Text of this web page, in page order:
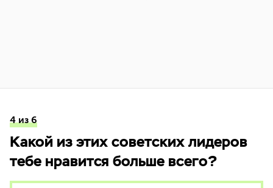
4 из 6
Какой из этих советских лидеров
тебе нравится больше всего?